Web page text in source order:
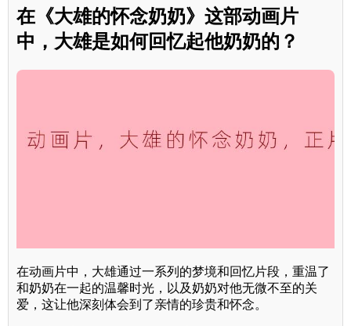
在《大雄的怀念奶奶》这部动画片
中，大雄是如何回忆起他奶奶的？
在动画片中，大雄通过一系列的梦境和回忆片段，重温了
和奶奶在一起的温馨时光，以及奶奶对他无微不至的关
爱，这让他深刻体会到了亲情的珍贵和怀念。